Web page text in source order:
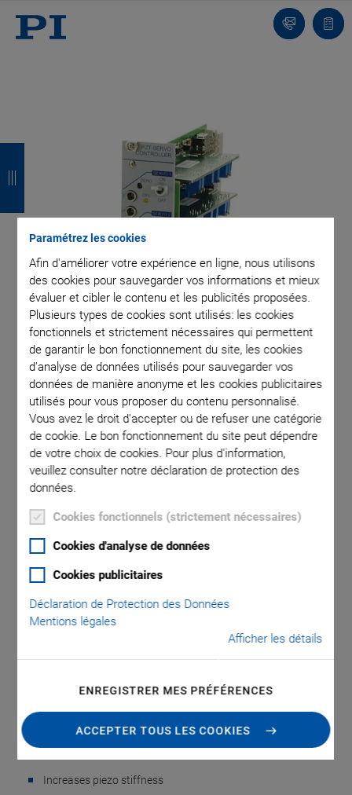
Paramétrez les cookies
Afin d'améliorer votre expérience en ligne, nous utilisons
des cookies pour sauvegarder vos informations et mieux
évaluer et cibler le contenu et les publicités proposées.
Plusieurs types de cookies sont utilisés: les cookies
fonctionnels et strictement nécessaires qui permettent
de garantir le bon fonctionnement du site, les cookies
d'analyse de données utilisés pour sauvegarder vos
données de manière anonyme et les cookies publicitaires
utilisés pour vous proposer du contenu personnalisé.
Vous avez le droit d'accepter ou de refuser une catégorie
de cookie. Le bon fonctionnement du site peut dépendre
de votre choix de cookies. Pour plus d'information,
veuillez consulter notre déclaration de protection des
données.
Cookies fonctionnels (strictement nécessaires)
Cookies d'analyse de données
Cookies publicitaires
Déclaration de Protection des Données
Mentions légales
Afficher les détails
ENREGISTRER MES PRÉFÉRENCES
ACCEPTER TOUS LES COOKIES
Contact
E-509 Signal
Conditioner / Piezo
Servo Module
Servo Controller Module for up to 3 Axes, E-500
Piezo Controller System
Position control for piezo positioning systems with SGS,
Improves Linearity error
Eliminates drift and hysteresis
Increases piezo stiffness
o
u
r
o
u
r
o
u
r
o
u
r